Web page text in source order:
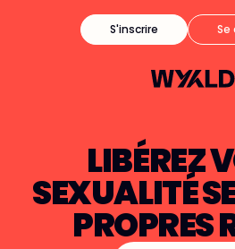
S'inscrire Se
LIBÉREZ
SEXUALITÉ
PROPRES